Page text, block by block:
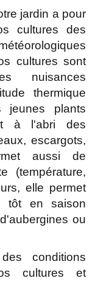
jardin a pour
cultures des
cultures sont
nuisances
thermique
plants
à l'abri des
escargots,
aussi de
(température,
elle permet
tôt en saison
ou
conditions
cultures et